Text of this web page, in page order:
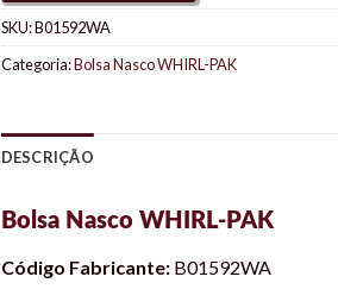
SKU:B01592WA
Categoria:Bolsa Nasco WHIRL-PAK
DESCRIÇÃO
Bolsa Nasco WHIRL-PAK
Código Fabricante: B01592WA